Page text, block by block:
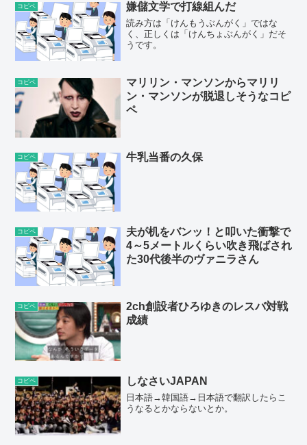
コピペ 嫌儲文学で打線組んだ
読み方は「けんもうぶんがく」ではな
く、正しくは「けんちょぶんがく」だそ
うです。
コピペ
マリリン・マンソンからマリリ
ン・マンソンが脱退しそうなコピ
ペ
コピペ 牛乳当番の久保
コピペ
夫が机をバンッ！と叩いた衝撃で
4～5メートルくらい吹き飛ばされ
た30代後半のヴァニラさん
コピペ
2ch創設者ひろゆきのレスバ対戦
成績
コピペ しなさいJAPAN
日本語→韓国語→日本語で翻訳したらこ
うなるとかならないとか。